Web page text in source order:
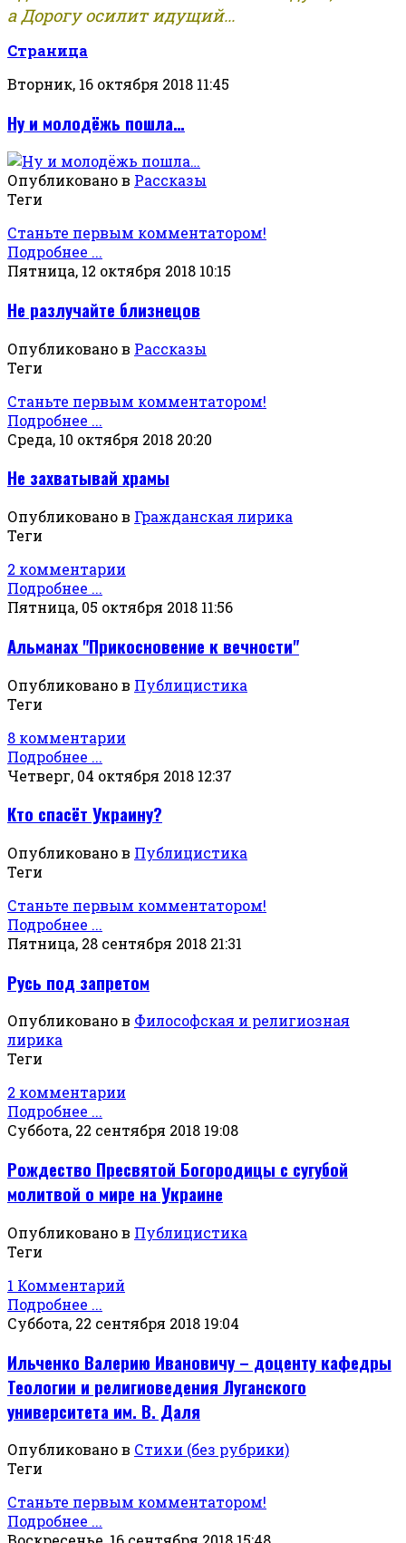
а Дорогу осилит идущий...
Страница
Вторник, 16 октября 2018 11:45
Ну и молодёжь пошла…
Опубликовано в Рассказы
Теги
Станьте первым комментатором!
Подробнее ...
Пятница, 12 октября 2018 10:15
Не разлучайте близнецов
Опубликовано в Рассказы
Теги
Станьте первым комментатором!
Подробнее ...
Среда, 10 октября 2018 20:20
Не захватывай храмы
Опубликовано в Гражданская лирика
Теги
2 комментарии
Подробнее ...
Пятница, 05 октября 2018 11:56
Альманах "Прикосновение к вечности"
Опубликовано в Публицистика
Теги
8 комментарии
Подробнее ...
Четверг, 04 октября 2018 12:37
Кто спасёт Украину?
Опубликовано в Публицистика
Теги
Станьте первым комментатором!
Подробнее ...
Пятница, 28 сентября 2018 21:31
Русь под запретом
Опубликовано в Философская и религиозная
лирика
Теги
2 комментарии
Подробнее ...
Суббота, 22 сентября 2018 19:08
Рождество Пресвятой Богородицы с сугубой
молитвой о мире на Украине
Опубликовано в Публицистика
Теги
1 Комментарий
Подробнее ...
Суббота, 22 сентября 2018 19:04
Ильченко Валерию Ивановичу – доценту кафедры
Теологии и религиоведения Луганского
университета им. В. Даля
Опубликовано в Стихи (без рубрики)
Теги
Станьте первым комментатором!
Подробнее ...